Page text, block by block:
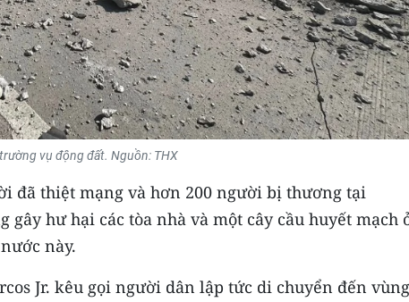
vụ động đất. Nguồn: THX
đã thiệt mạng và hơn 200 người bị thương tại
hư hại các tòa nhà và một cây cầu huyết mạch
này.
Jr. kêu gọi người dân lập tức di chuyển đến